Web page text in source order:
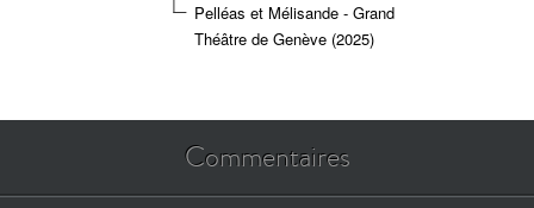
Pelléas et Mélisande - Grand
Théâtre de Genève (2025)
Commentaires